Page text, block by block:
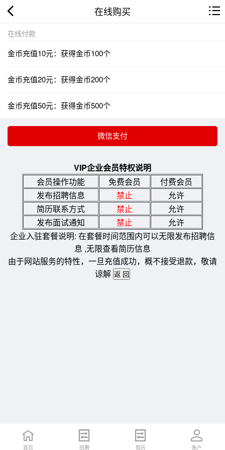
在线购买
在线付款
金币充值10元：获得金币100个
金币充值20元：获得金币200个
金币充值50元：获得金币500个
VIP企业会员特权说明
会员操作功能
免费会员
付费会员
发布招聘信息
禁止
允许
简历联系方式
禁止
允许
发布面试通知
禁止
允许
企业入驻套餐说明: 在套餐时间范围内可以无限发布招聘信
息 ,无限查看简历信息
由于网站服务的特性，一旦充值成功，概不接受退款，敬请
谅解
首页 招聘 简历 账户